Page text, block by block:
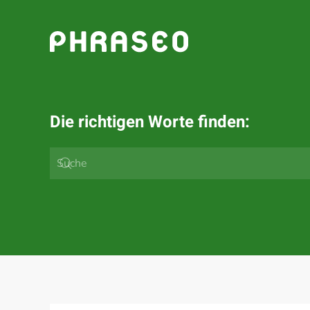
Zum Hauptinhalt springen
Die richtigen Worte finden: